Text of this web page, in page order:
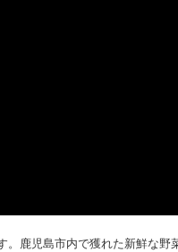
鹿児島市内で獲れた新鮮な野